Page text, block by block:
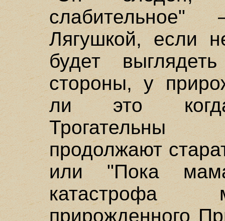
Лягушкой, если
будет
стороны, у
ли это когда-
Трогательны
продолжают
или "Пока
катастрофа
прирожденного